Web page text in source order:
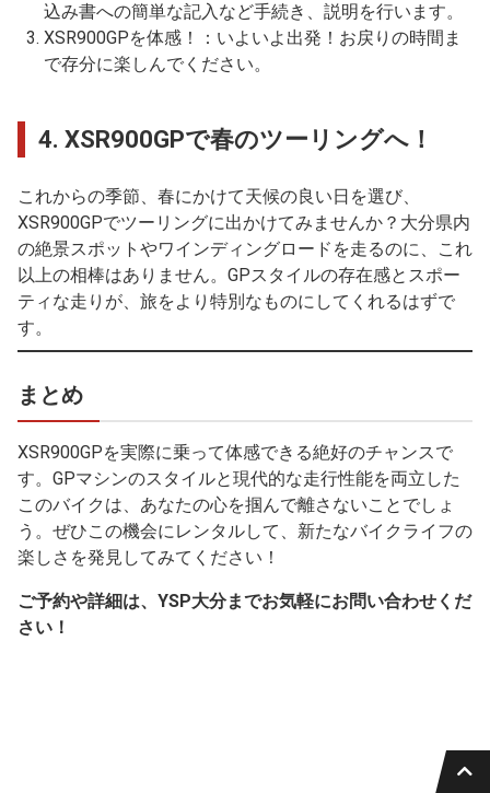
込み書への簡単な記入など手続き、説明を行います。
XSR900GPを体感！
：いよいよ出発！お戻りの時間ま
で存分に楽しんでください。
4. XSR900GPで春のツーリングへ！
これからの季節、春にかけて天候の良い日を選び、
XSR900GPでツーリングに出かけてみませんか？大分県内
の絶景スポットやワインディングロードを走るのに、これ
以上の相棒はありません。GPスタイルの存在感とスポー
ティな走りが、旅をより特別なものにしてくれるはずで
す。
まとめ
XSR900GPを実際に乗って体感できる絶好のチャンスで
す。GPマシンのスタイルと現代的な走行性能を両立した
このバイクは、あなたの心を掴んで離さないことでしょ
う。ぜひこの機会にレンタルして、新たなバイクライフの
楽しさを発見してみてください！
ご予約や詳細は、YSP大分までお気軽にお問い合わせくだ
さい！